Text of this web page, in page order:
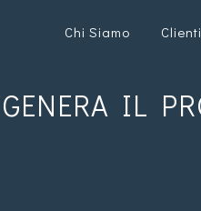
Chi Siamo Clienti
IL